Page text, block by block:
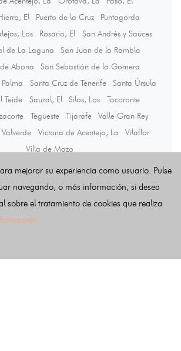
El
Puerto de la Cruz
Puntagorda
Los Rosario, El
San Andrés y Sauces
de La Laguna
San Juan de la Rambla
Abona
San Sebastián de la Gomera
Santa Cruz de Tenerife
Santa Úrsula
Teide
Sauzal, El Silos, Los
Tacoronte
Tegueste Tijarafe
Valle Gran Rey
Valverde Victoria de Acentejo, La
Vilaflor
Villa de Mazo
Últimas noticias
mejorar su experiencia como usuario. Pulse
navegando, o más información, si desea
sobre el tratamiento de cookies que realiza